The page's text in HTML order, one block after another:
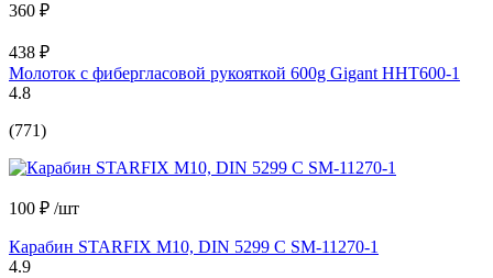
360 ₽
438 ₽
Молоток с фибергласовой рукояткой 600g Gigant HHT600-1
4.8
(771)
100 ₽ /шт
Карабин STARFIX М10, DIN 5299 C SM-11270-1
4.9